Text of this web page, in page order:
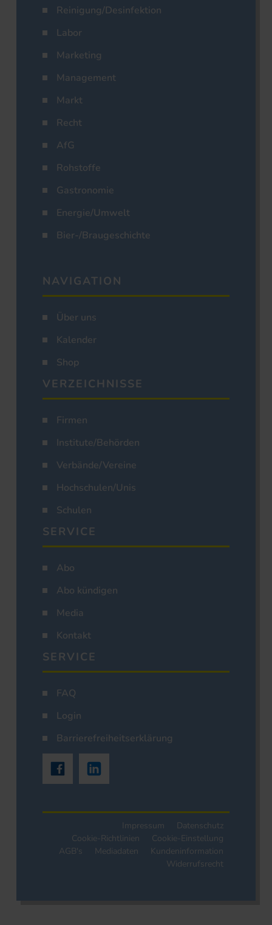
Reinigung/Desinfektion
Labor
Marketing
Management
Markt
Recht
AfG
Rohstoffe
Gastronomie
Energie/Umwelt
Bier-/Braugeschichte
NAVIGATION
Über uns
Kalender
Shop
VERZEICHNISSE
Firmen
Institute/Behörden
Verbände/Vereine
Hochschulen/Unis
Schulen
SERVICE
Abo
Abo kündigen
Media
Kontakt
SERVICE
FAQ
Login
Barrierefreiheitserklärung
Impressum
Datenschutz
Cookie-Richtlinien
Cookie-Einstellung
AGB's
Mediadaten
Kundeninformation
Widerrufsrecht